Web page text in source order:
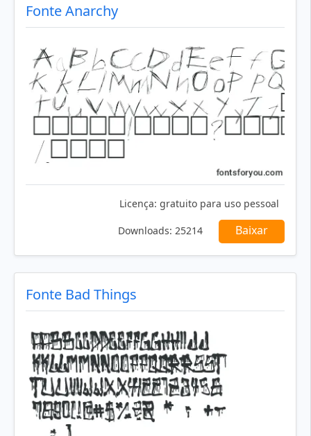
Fonte Anarchy
Licença: gratuito para uso pessoal
Downloads: 25214 Baixar
Fonte Bad Things